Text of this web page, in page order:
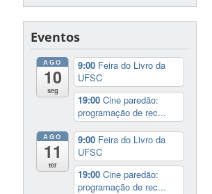
Eventos
AGO
10
seg
9:00 Feira do Livro da
UFSC
19:00Cine paredão:
programação de rec...
AGO
11
ter
9:00 Feira do Livro da
UFSC
19:00Cine paredão:
programação de rec...